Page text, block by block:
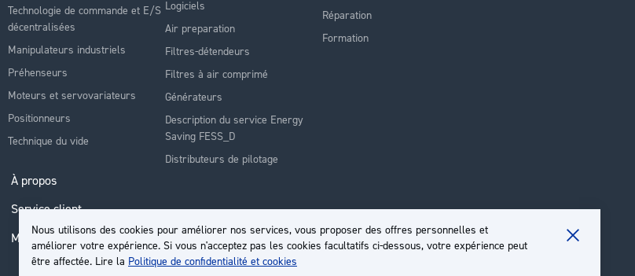
Close
Nous utilisons des cookies pour améliorer nos services, vous proposer des offres personnelles et
améliorer votre expérience. Si vous n'acceptez pas les cookies facultatifs ci-dessous, votre expérience peut
être affectée. Lire la Politique de confidentialité et cookies
Technologie de commande et E/S
décentralisées
Manipulateurs industriels
Préhenseurs
Moteurs et servovariateurs
Positionneurs
Technique du vide
Logiciels
Air preparation
Filtres-détendeurs
Filtres à air comprimé
Générateurs
Description du service Energy
Saving FESS_D
Distributeurs de pilotage
Réparation
Formation
À propos
Service client
Mon compte